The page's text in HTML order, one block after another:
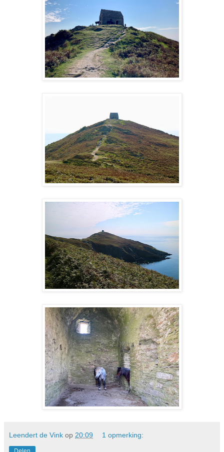
Leendert de Vink op 20:09 1 opmerking: